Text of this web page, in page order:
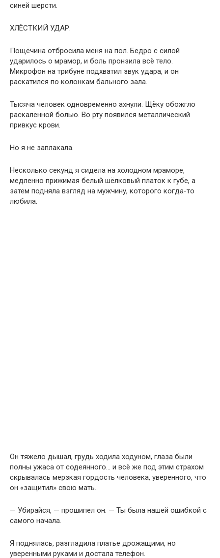
синей шерсти.
ХЛЁСТКИЙ УДАР.
Пощёчина отбросила меня на пол. Бедро с силой
ударилось о мрамор, и боль пронзила всё тело.
Микрофон на трибуне подхватил звук удара, и он
раскатился по колонкам бального зала.
Тысяча человек одновременно ахнули. Щёку обожгло
раскалённой болью. Во рту появился металлический
привкус крови.
Но я не заплакала.
Несколько секунд я сидела на холодном мраморе,
медленно прижимая белый шёлковый платок к губе, а
затем подняла взгляд на мужчину, которого когда-то
любила.
Он тяжело дышал, грудь ходила ходуном, глаза были
полны ужаса от содеянного… и всё же под этим страхом
скрывалась мерзкая гордость человека, уверенного, что
он «защитил» свою мать.
— Убирайся, — прошипел он. — Ты была нашей ошибкой с
самого начала.
Я поднялась, разгладила платье дрожащими, но
уверенными руками и достала телефон.